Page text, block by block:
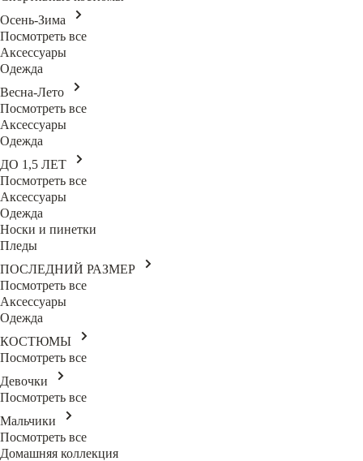
Осень-Зима
Посмотреть все
Аксессуары
Одежда
Весна-Лето
Посмотреть все
Аксессуары
Одежда
ДО 1,5 ЛЕТ
Посмотреть все
Аксессуары
Одежда
Носки и пинетки
Пледы
ПОСЛЕДНИЙ РАЗМЕР
Посмотреть все
Аксессуары
Одежда
КОСТЮМЫ
Посмотреть все
Девочки
Посмотреть все
Мальчики
Посмотреть все
Домашняя коллекция